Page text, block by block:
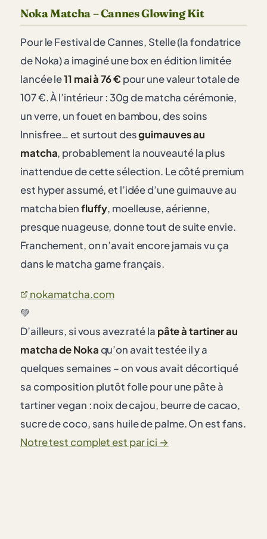
Noka Matcha – Cannes Glowing Kit
Pour le Festival de Cannes, Stelle (la fondatrice
de Noka) a imaginé une box en édition limitée
lancée le11 mai à 76 € pour une valeur totale de
107 €. À l’intérieur : 30g de matcha cérémonie,
un verre, un fouet en bambou, des soins
Innisfree… et surtout desguimauves au
matcha, probablement la nouveauté la plus
inattendue de cette sélection. Le côté premium
est hyper assumé, et l’idée d’une guimauve au
matcha bienfluffy, moelleuse, aérienne,
presque nuageuse, donne tout de suite envie.
Franchement, on n’avait encore jamais vu ça
dans le matcha game français.
nokamatcha.com
💚
D’ailleurs, si vous avez raté la pâte à tartiner au
matcha de Nokaqu’on avait testée il y a
quelques semaines – on vous avait décortiqué
sa composition plutôt folle pour une pâte à
tartiner vegan : noix de cajou, beurre de cacao,
sucre de coco, sans huile de palme. On est fans.
Notre test complet est par ici →